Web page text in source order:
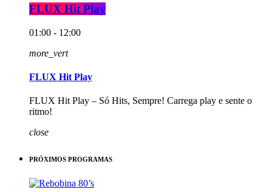
FLUX Hit Play
01:00 - 12:00
more_vert
FLUX Hit Play
FLUX Hit Play – Só Hits, Sempre! Carrega play e sente o
ritmo!
close
PRÓXIMOS PROGRAMAS